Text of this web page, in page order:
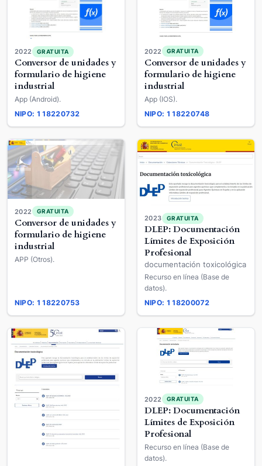
2022 GRATUITA
Conversor de unidades y
formulario de higiene
industrial
App (Android).
NIPO: 118220732
2022 GRATUITA
Conversor de unidades y
formulario de higiene
industrial
App (IOS).
NIPO: 118220748
2022 GRATUITA
Conversor de unidades y
formulario de higiene
industrial
APP (Otros).
NIPO: 118220753
2023 GRATUITA
DLEP: Documentación
Límites de Exposición
Profesional
documentación toxicológica
Recurso en línea (Base de
datos).
NIPO: 118200072
2022 GRATUITA
DLEP: Documentación
Límites de Exposición
Profesional
Recurso en línea (Base de
datos).